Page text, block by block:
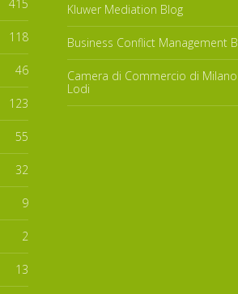
415
118
46
123
55
32
9
2
13
Kluwer Mediation Blog
Business Conflict Management
Camera di Commercio di
Lodi